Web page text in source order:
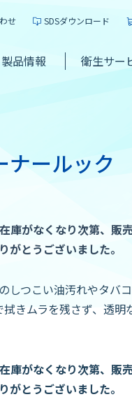
せ SDSダウンロード
製品情報 衛生サー
ナールック
庫がなくなり次第、販
がとうございました。
しつこい油汚れやタバ
きムラを残さず、透明
庫がなくなり次第、販
がとうございました。